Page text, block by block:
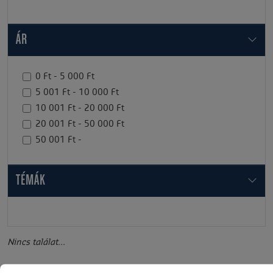
ÁR
0 Ft - 5 000 Ft
5 001 Ft - 10 000 Ft
10 001 Ft - 20 000 Ft
20 001 Ft - 50 000 Ft
50 001 Ft -
TÉMÁK
Nincs találat...